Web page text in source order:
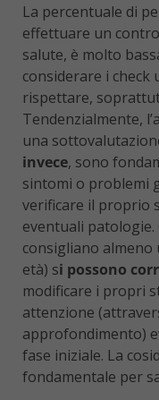
La percentuale di
effettuare un
salute, è molto
considerare i check
rispettare,
Tendenzialmente,
una
invece, sono
sintomi o problemi
verificare il proprio
eventuali patologie.
consigliano almeno
età) si possono
modificare i propri
attenzione
approfondimento)
fase iniziale. La
fondamentale per